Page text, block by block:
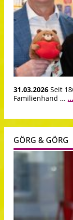
31.03.2026 Seit
Familienhand ...
GÖRG & GÖRG